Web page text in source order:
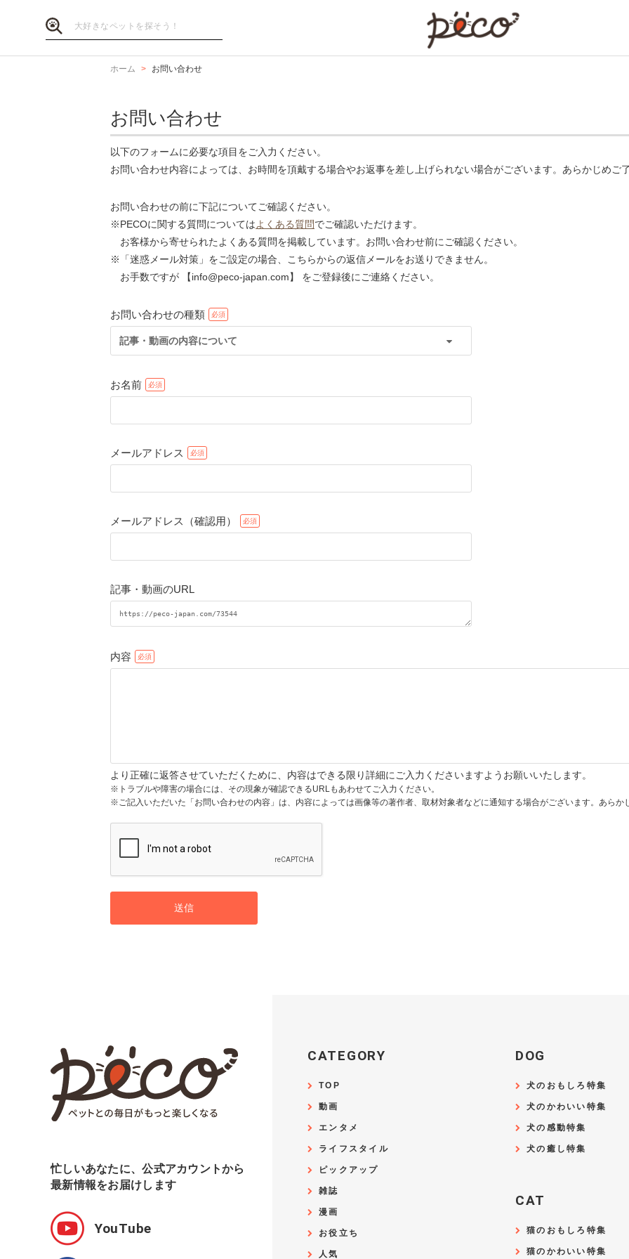
ホーム お問い合わせ
お問い合わせ
以下のフォームに必要な項目をご入力ください。
お問い合わせ内容によっては、お時間を頂戴する場合やお返事を差し上げられない場合がございます。あらかじめご
お問い合わせの前に下記についてご確認ください。
※PECOに関する質問についてはよくある質問でご確認いただけます。
お客様から寄せられたよくある質問を掲載しています。お問い合わせ前にご確認ください。
※「迷惑メール対策」をご設定の場合、こちらからの返信メールをお送りできません。
お手数ですが 【info@peco-japan.com】 をご登録後にご連絡ください。
お問い合わせの種類
記事・動画の内容について
お名前
メールアドレス
メールアドレス（確認用）
記事・動画のURL
内容
より正確に返答させていただくために、内容はできる限り詳細にご入力くださいますようお願いいたします。
※トラブルや障害の場合には、その現象が確認できるURLもあわせてご入力ください。
※ご記入いただいた「お問い合わせの内容」は、内容によっては画像等の著作者、取材対象者などに通知する場合がございます。あらか
送信
忙しいあなたに、公式アカウントから
最新情報をお届けします
YouTube
CATEGORY
TOP
動画
エンタメ
ライフスタイル
ピックアップ
雑誌
漫画
お役立ち
人気
DOG
犬のおもしろ特集
犬のかわいい特集
犬の感動特集
犬の癒し特集
CAT
猫のおもしろ特集
猫のかわいい特集